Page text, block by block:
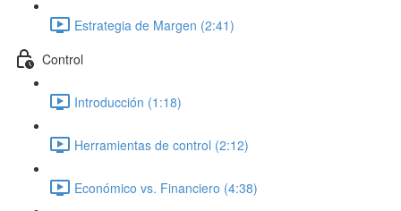
Estrategia de Margen (2:41)
Control
Introducción (1:18)
Herramientas de control (2:12)
Económico vs. Financiero (4:38)